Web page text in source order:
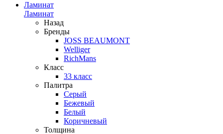
Ламинат
Ламинат
Назад
Бренды
JOSS BEAUMONT
Welliger
RichMans
Класс
33 класс
Палитра
Серый
Бежевый
Белый
Коричневый
Толщина